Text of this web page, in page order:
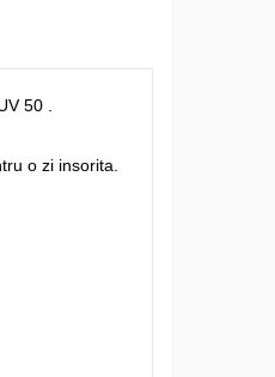
50 .
o zi insorita.